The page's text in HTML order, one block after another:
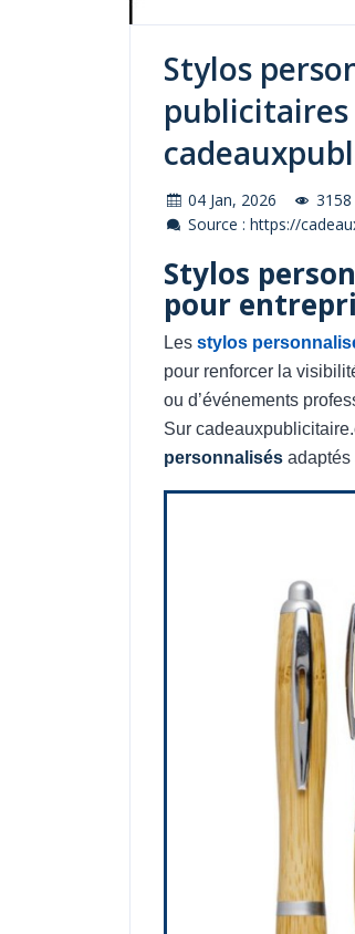
Stylos
publicitaires
04 Jan, 2026
3158
Source : https://
Stylos
pour
Les stylos
pour renforcer la
ou d’événements
Sur
personnalisés adaptés